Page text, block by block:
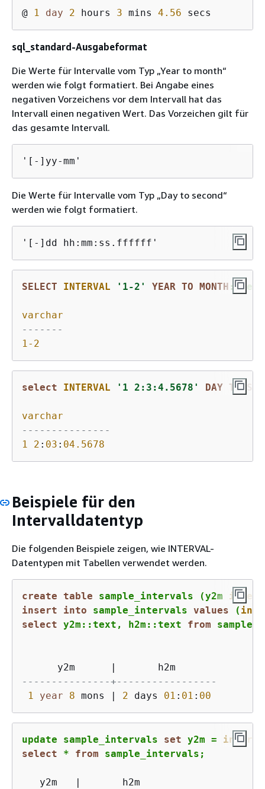
@
1 day 2 hours 3 mins 4.56
sql_standard-Ausgabeformat
Die Werte für Intervalle vom Typ „Year to month“
werden wie folgt formatiert. Bei Angabe eines
negativen Vorzeichens vor dem Intervall hat das
Intervall einen negativen Wert. Das Vorzeichen gilt für
das gesamte Intervall.
'[-]yy-mm'
Die Werte für Intervalle vom Typ „Day to second“
werden wie folgt formatiert.
'[-]dd hh:mm:ss.ffffff'
SELECT INTERVAL '1-2' YEAR TO MONTH
varchar
-------
1-2
select INTERVAL '1 2:3:4.5678' DAY TO
varchar
---------------
1
2 : 03 : 04.5678
Beispiele für den
Intervalldatentyp
Die folgenden Beispiele zeigen, wie INTERVAL-
Datentypen mit Tabellen verwendet werden.
create table sample_intervals (y2m
insert
into sample_intervals values (
select y2m::text, h2m::text from
      y2m
|
---------------+-----------------
1
year 8 mons | 2 days 01 : 01 : 00
update sample_intervals set y2m =
select
* from sample_intervals;
   y2m
|